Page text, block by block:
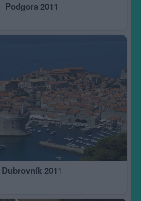
Podgora 2011
Dubrovník 2011